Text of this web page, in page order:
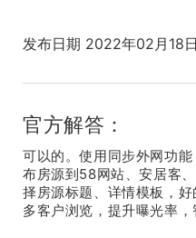
发布日期 2022年02月18日
官方解答：
可以的。使用同步外网功
布房源到58网站、安居客
择房源标题、详情模板，
多客户浏览，提升曝光率，